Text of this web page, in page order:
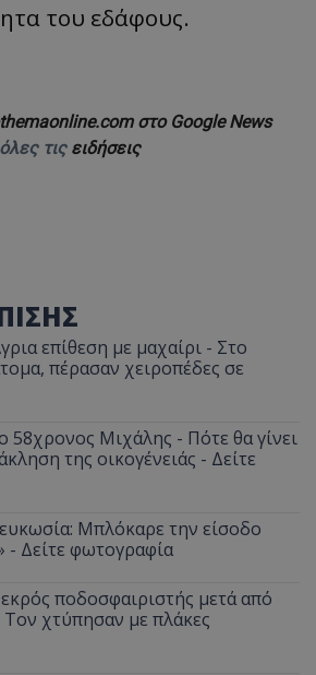
του εδάφους.
στο Google News
τις ειδήσεις
επίθεση με μαχαίρι - Στο
πέρασαν χειροπέδες σε
58χρονος Μιχάλης - Πότε θα γίνει
της οικογένειάς - Δείτε
Μπλόκαρε την είσοδο
- Δείτε φωτογραφία
ποδοσφαιριστής μετά από
χτύπησαν με πλάκες